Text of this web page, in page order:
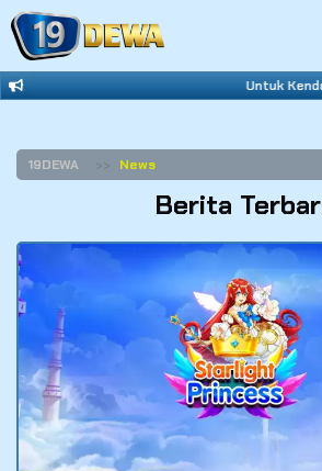
Untuk
19DEWA News
Berita